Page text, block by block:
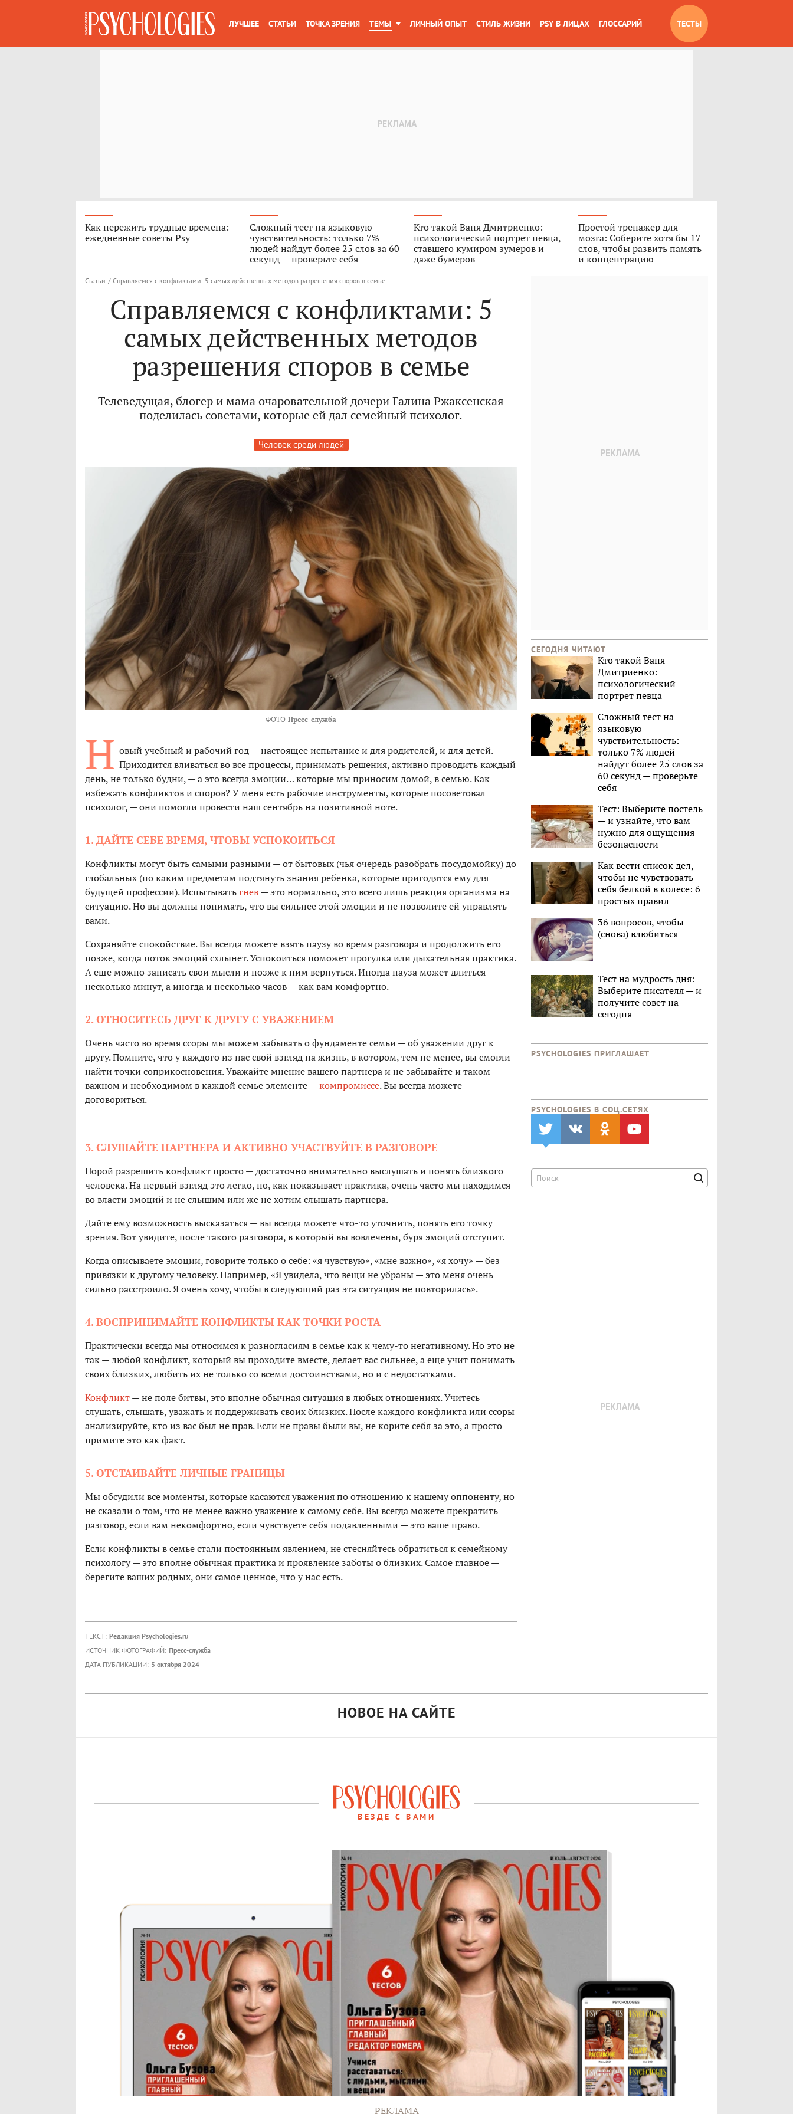
ЛУЧШЕЕ СТАТЬИ ТОЧКА ЗРЕНИЯ ТЕМЫ ЛИЧНЫЙ ОПЫТ СТИЛЬ ЖИЗНИ PSY В ЛИЦАХ ГЛОССАРИЙ ТЕСТЫ
Как пережить трудные времена:
ежедневные советы Psy
Сложный тест на языковую
чувствительность: только 7%
людей найдут более 25 слов за 60
секунд — проверьте себя
Кто такой Ваня Дмитриенко:
психологический портрет певца,
ставшего кумиром зумеров и
даже бумеров
Простой тренажер для
мозга: Соберите хотя бы 17
слов, чтобы развить память
и концентрацию
Статьи / Справляемся с конфликтами: 5 самых действенных методов разрешения споров в семье
Справляемся с конфликтами: 5
самых действенных методов
разрешения споров в семье
Телеведущая, блогер и мама очаровательной дочери Галина Ржаксенская
поделилась советами, которые ей дал семейный психолог.
Человек среди людей
ФОТО Пресс-служба
Н овый учебный и рабочий год — настоящее испытание и для родителей, и для детей.
Приходится вливаться во все процессы, принимать решения, активно проводить каждый
день, не только будни, — а это всегда эмоции… которые мы приносим домой, в семью. Как
избежать конфликтов и споров? У меня есть рабочие инструменты, которые посоветовал
психолог, — они помогли провести наш сентябрь на позитивной ноте.
1. ДАЙТЕ СЕБЕ ВРЕМЯ, ЧТОБЫ УСПОКОИТЬСЯ
Конфликты могут быть самыми разными — от бытовых (чья очередь разобрать посудомойку) до
глобальных (по каким предметам подтянуть знания ребенка, которые пригодятся ему для
будущей профессии). Испытыватьгнев— это нормально, это всего лишь реакция организма на
ситуацию. Но вы должны понимать, что вы сильнее этой эмоции и не позволите ей управлять
вами.
Сохраняйте спокойствие. Вы всегда можете взять паузу во время разговора и продолжить его
позже, когда поток эмоций схлынет. Успокоиться поможет прогулка или дыхательная практика.
А еще можно записать свои мысли и позже к ним вернуться. Иногда пауза может длиться
несколько минут, а иногда и несколько часов — как вам комфортно.
2. ОТНОСИТЕСЬ ДРУГ К ДРУГУ С УВАЖЕНИЕМ
Очень часто во время ссоры мы можем забывать о фундаменте семьи — об уважении друг к
другу. Помните, что у каждого из нас свой взгляд на жизнь, в котором, тем не менее, вы смогли
найти точки соприкосновения. Уважайте мнение вашего партнера и не забывайте и таком
важном и необходимом в каждой семье элементе —компромиссе. Вы всегда можете
договориться.
3. СЛУШАЙТЕ ПАРТНЕРА И АКТИВНО УЧАСТВУЙТЕ В РАЗГОВОРЕ
Порой разрешить конфликт просто — достаточно внимательно выслушать и понять близкого
человека. На первый взгляд это легко, но, как показывает практика, очень часто мы находимся
во власти эмоций и не слышим или же не хотим слышать партнера.
Дайте ему возможность высказаться — вы всегда можете что-то уточнить, понять его точку
зрения. Вот увидите, после такого разговора, в который вы вовлечены, буря эмоций отступит.
Когда описываете эмоции, говорите только о себе: «я чувствую», «мне важно», «я хочу» — без
привязки к другому человеку. Например, «Я увидела, что вещи не убраны — это меня очень
сильно расстроило. Я очень хочу, чтобы в следующий раз эта ситуация не повторилась».
4. ВОСПРИНИМАЙТЕ КОНФЛИКТЫ КАК ТОЧКИ РОСТА
Практически всегда мы относимся к разногласиям в семье как к чему-то негативному. Но это не
так — любой конфликт, который вы проходите вместе, делает вас сильнее, а еще учит понимать
своих близких, любить их не только со всеми достоинствами, но и с недостатками.
Конфликт— не поле битвы, это вполне обычная ситуация в любых отношениях. Учитесь
слушать, слышать, уважать и поддерживать своих близких. После каждого конфликта или ссоры
анализируйте, кто из вас был не прав. Если не правы были вы, не корите себя за это, а просто
примите это как факт.
5. ОТСТАИВАЙТЕ ЛИЧНЫЕ ГРАНИЦЫ
Мы обсудили все моменты, которые касаются уважения по отношению к нашему оппоненту, но
не сказали о том, что не менее важно уважение к самому себе. Вы всегда можете прекратить
разговор, если вам некомфортно, если чувствуете себя подавленными — это ваше право.
Если конфликты в семье стали постоянным явлением, не стесняйтесь обратиться к семейному
психологу — это вполне обычная практика и проявление заботы о близких. Самое главное —
берегите ваших родных, они самое ценное, что у нас есть.
ТЕКСТ: Редакция Psychologies.ru
ИСТОЧНИК ФОТОГРАФИЙ: Пресс-служба
ДАТА ПУБЛИКАЦИИ: 3 октября 2024
СЕГОДНЯ ЧИТАЮТ
Кто такой Ваня
Дмитриенко:
психологический
портрет певца
Сложный тест на
языковую
чувствительность:
только 7% людей
найдут более 25 слов за
60 секунд — проверьте
себя
Тест: Выберите постель
— и узнайте, что вам
нужно для ощущения
безопасности
Как вести список дел,
чтобы не чувствовать
себя белкой в колесе: 6
простых правил
36 вопросов, чтобы
(снова) влюбиться
Тест на мудрость дня:
Выберите писателя — и
получите совет на
сегодня
PSYCHOLOGIES ПРИГЛАШАЕТ
PSYCHOLOGIES В CОЦ.СЕТЯХ
НОВОЕ НА САЙТЕ
ВЕЗДЕ С ВАМИ
РЕКЛАМА